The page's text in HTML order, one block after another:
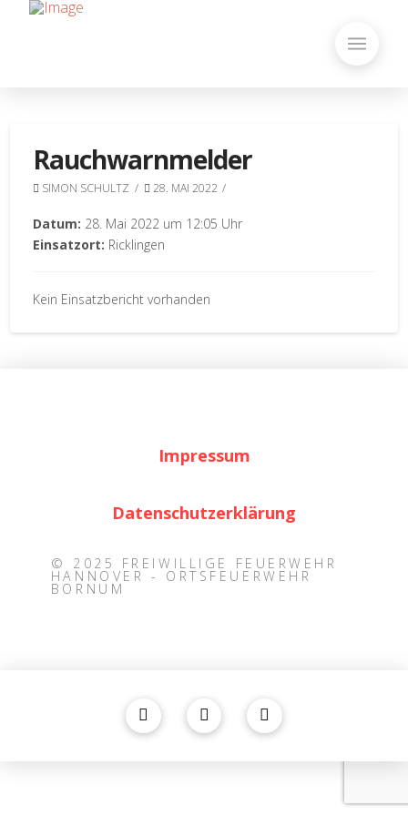
Rauchwarnmelder
SIMON SCHULTZ 28. MAI 2022
Datum: 28. Mai 2022 um 12:05 Uhr
Einsatzort: Ricklingen
Kein Einsatzbericht vorhanden
Impressum
Datenschutzerklärung
© 2025 FREIWILLIGE FEUERWEHR
HANNOVER - ORTSFEUERWEHR
BORNUM